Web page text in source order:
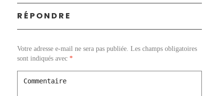
RÉPONDRE
Votre adresse e-mail ne sera pas publiée. Les champs obligatoires
sont indiqués avec *